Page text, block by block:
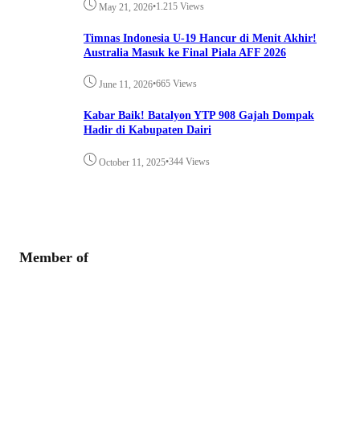
May 21, 2026•1.215 Views
Timnas Indonesia U-19 Hancur di Menit Akhir!
Australia Masuk ke Final Piala AFF 2026
June 11, 2026•665 Views
Kabar Baik! Batalyon YTP 908 Gajah Dompak
Hadir di Kabupaten Dairi
October 11, 2025•344 Views
Member of